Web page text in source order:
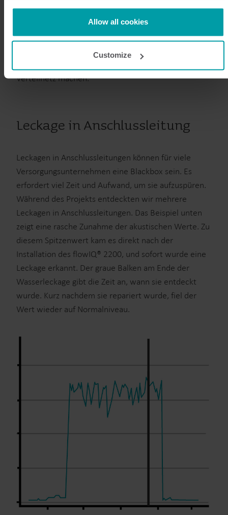
them.
Kamstrup makes use of third-party cookies. A third-party
cookie is installed by someone other than us, such as other
You can at any time change or withdraw your consent from
the Cookie Declaration
Allow all cookies
Customize
Zählern erkannt wurde. Diese Art von Korrelation ist
besonders interessant, da wir in der Lage sind,
akustische Veränderungen an weit entfernten Stellen
im Verteilnetz zu entdecken. Je mehr Zähler installiert
Verteilnetz machen.
Leckage in Anschlussleitung
Leckagen in Anschlussleitungen können für viele
Versorgungsunternehmen eine Blackbox sein. Es
erfordert viel Zeit und Aufwand, um sie aufzuspüren.
Während des Projekts entdeckten wir mehrere
Leckagen in Anschlussleitungen. Das Beispiel unten
zeigt eine rasche Zunahme der akustischen Werte. Zu
diesem Spitzenwert kam es direkt nach der
Installation des flowIQ® 2200, und sofort wurde eine
Leckage erkannt. Der graue Balken am Ende der
Wasserleckage gibt die Zeit an, wann sie entdeckt
wurde. Kurz nachdem sie repariert wurde, fiel der
Wert wieder auf Normalniveau.